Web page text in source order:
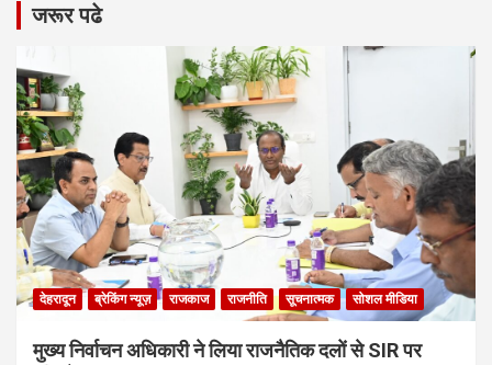
जरूर पढे
देहरादून ब्रेकिंग न्यूज़ राजकाज राजनीति सूचनात्मक सोशल मीडिया
मुख्य निर्वाचन अधिकारी ने लिया राजनैतिक दलों से SIR पर